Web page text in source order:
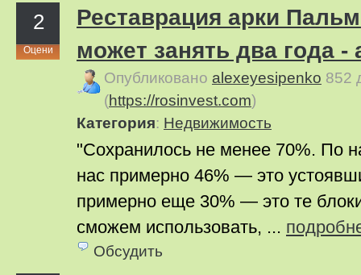
2
Оцени
Реставрация арки
может занять два года -
Опубликовано alexeyesipenko 852
(https://rosinvest.com)
Категория: Недвижимость
"Сохранилось не менее 70%. По
нас примерно 46% — это
примерно еще 30% — это те
сможем использовать, ...
Обсудить